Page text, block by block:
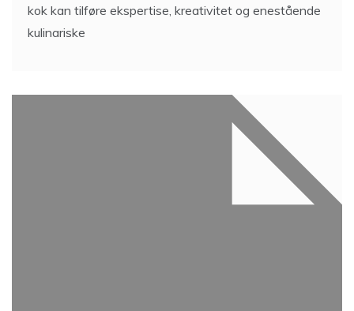
kok kan tilføre ekspertise, kreativitet og enestående
kulinariske